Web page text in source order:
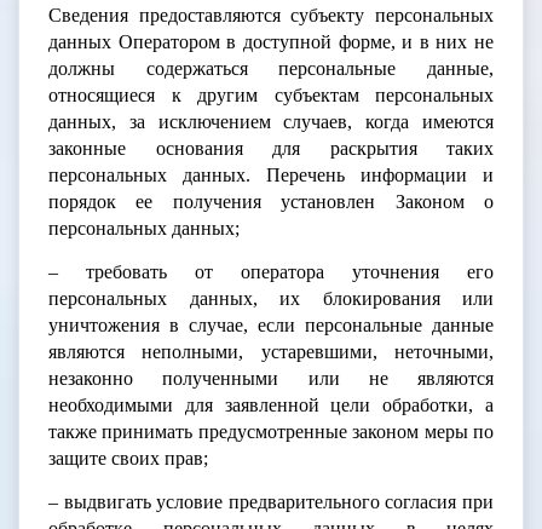
Сведения предоставляются субъекту персональных
данных Оператором в доступной форме, и в них не
должны содержаться персональные данные,
относящиеся к другим субъектам персональных
данных, за исключением случаев, когда имеются
законные основания для раскрытия таких
персональных данных. Перечень информации и
порядок ее получения установлен Законом о
персональных данных;
– требовать от оператора уточнения его
персональных данных, их блокирования или
уничтожения в случае, если персональные данные
являются неполными, устаревшими, неточными,
незаконно полученными или не являются
необходимыми для заявленной цели обработки, а
также принимать предусмотренные законом меры по
защите своих прав;
– выдвигать условие предварительного согласия при